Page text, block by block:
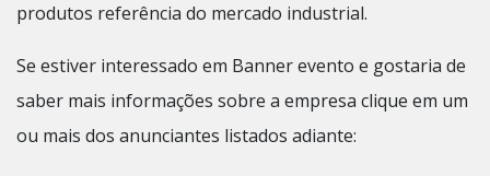
produtos referência do mercado industrial.
Se estiver interessado em Banner evento e gostaria de
saber mais informações sobre a empresa clique em um
ou mais dos anunciantes listados adiante: